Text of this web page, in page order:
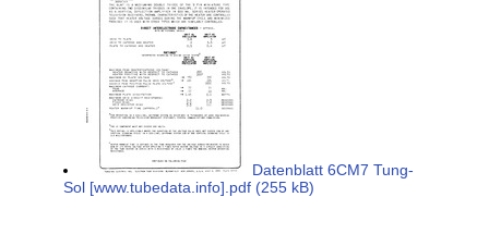
Datenblatt 6CM7 Tung-
Sol [www.tubedata.info].pdf (255 kB)